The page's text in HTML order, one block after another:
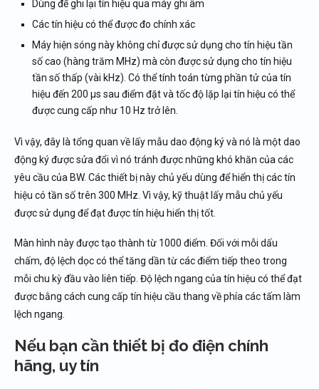
Dùng để ghi lại tín hiệu qua máy ghi âm
Các tín hiệu có thể được đo chính xác
Máy hiện sóng này không chỉ được sử dụng cho tín hiệu tần
số cao (hàng trăm MHz) mà còn được sử dụng cho tín hiệu
tần số thấp (vài kHz). Có thể tính toán từng phần tử của tín
hiệu đến 200 µs sau điểm đặt và tốc độ lặp lại tín hiệu có thể
được cung cấp như 10 Hz trở lên.
Vì vậy, đây là tổng quan về lấy mẫu dao động ký và nó là một dao
động ký được sửa đổi vì nó tránh được những khó khăn của các
yêu cầu của BW. Các thiết bị này chủ yếu dùng để hiển thị các tín
hiệu có tần số trên 300 MHz. Vì vậy, kỹ thuật lấy mẫu chủ yếu
được sử dụng để đạt được tín hiệu hiển thị tốt.
Màn hình này được tạo thành từ 1000 điểm. Đối với mỗi dấu
chấm, độ lệch dọc có thể tăng dần từ các điểm tiếp theo trong
mỗi chu kỳ đầu vào liên tiếp. Độ lệch ngang của tín hiệu có thể đạt
được bằng cách cung cấp tín hiệu cầu thang về phía các tấm làm
lệch ngang.
Nếu bạn cần thiết bị đo điện chính
hãng, uy tín